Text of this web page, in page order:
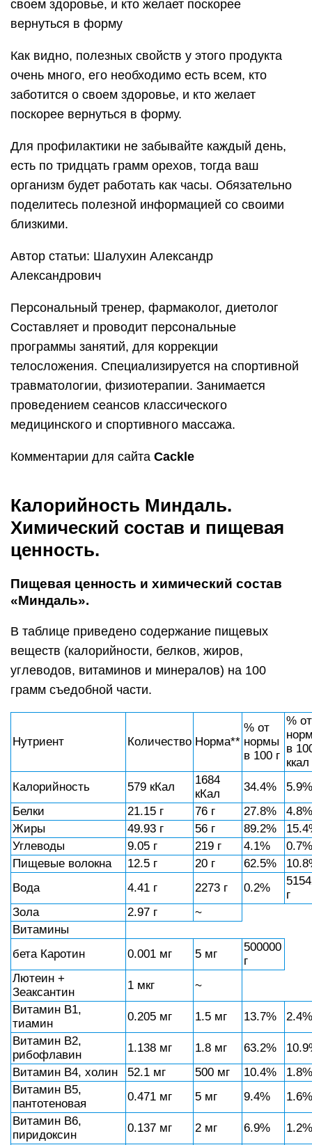
своем здоровье, и кто желает поскорее
вернуться в форму
Как видно, полезных свойств у этого продукта
очень много, его необходимо есть всем, кто
заботится о своем здоровье, и кто желает
поскорее вернуться в форму.
Для профилактики не забывайте каждый день,
есть по тридцать грамм орехов, тогда ваш
организм будет работать как часы. Обязательно
поделитесь полезной информацией со своими
близкими.
Автор статьи: Шалухин Александр
Александрович
Персональный тренер, фармаколог, диетолог
Составляет и проводит персональные
программы занятий, для коррекции
телосложения. Специализируется на спортивной
травматологии, физиотерапии. Занимается
проведением сеансов классического
медицинского и спортивного массажа.
Комментарии для сайта Cackl e
Калорийность Миндаль.
Химический состав и пищевая
ценность.
Пищевая ценность и химический состав
«Миндаль».
В таблице приведено содержание пищевых
веществ (калорийности, белков, жиров,
углеводов, витаминов и минералов) на 100
грамм съедобной части.
Нутриент Количество Норма**
% от
нормы
в 100 г
% от
в
ккал
Калорийность
579 кКал
1684
кКал
34.4%
5.9%
Белки
21.15 г 76 г 27.8%
4.8%
Жиры
49.93 г 56 г 89.2%
Углеводы
9.05 г 219 г 4.1%
0.7%
Пищевые волокна
12.5 г 20 г 62.5%
Вода
4.41 г 2273 г 0.2%
г
Зола
2.97 г
~
Витамины
бета Каротин
0.001 мг 5 мг
500000
г
Лютеин +
Зеаксантин
1 мкг
~
Витамин В1,
тиамин
0.205 мг 1.5 мг 13.7%
2.4%
Витамин В2,
рибофлавин
1.138 мг 1.8 мг 63.2%
Витамин В4, холин
52.1 мг 500 мг 10.4%
1.8%
Витамин В5,
пантотеновая
0.471 мг 5 мг 9.4%
1.6%
Витамин В6,
пиридоксин
0.137 мг 2 мг 6.9%
1.2%